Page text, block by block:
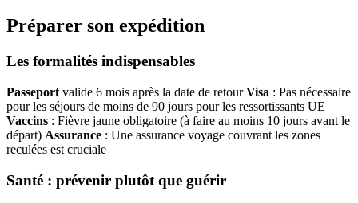
Préparer son expédition
Les formalités indispensables
Passeport valide 6 mois après la date de retourVisa : Pas nécessaire
pour les séjours de moins de 90 jours pour les ressortissants UE
Vaccins : Fièvre jaune obligatoire (à faire au moins 10 jours avant le
départ) Assurance : Une assurance voyage couvrant les zones
reculées est cruciale
Santé : prévenir plutôt que guérir